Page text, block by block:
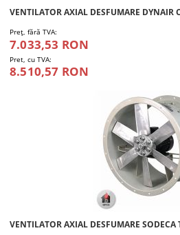
VENTILATOR AXIAL DESFUMARE DYNAIR
Preţ, fără TVA:
7.033,53 RON
Pret, cu TVA:
8.510,57 RON
VENTILATOR AXIAL DESFUMARE